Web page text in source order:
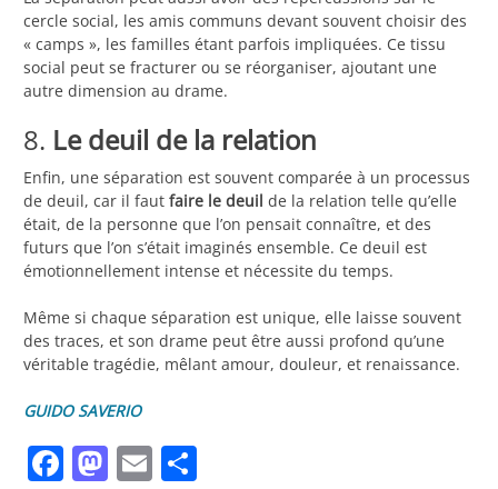
cercle social, les amis communs devant souvent choisir des
« camps », les familles étant parfois impliquées. Ce tissu
social peut se fracturer ou se réorganiser, ajoutant une
autre dimension au drame.
8. Le deuil de la relation
Enfin, une séparation est souvent comparée à un processus
de deuil, car il faut faire le deuil de la relation telle qu’elle
était, de la personne que l’on pensait connaître, et des
futurs que l’on s’était imaginés ensemble. Ce deuil est
émotionnellement intense et nécessite du temps.
Même si chaque séparation est unique, elle laisse souvent
des traces, et son drame peut être aussi profond qu’une
véritable tragédie, mêlant amour, douleur, et renaissance.
GUIDO SAVERIO
Facebook
Mastodon
Email